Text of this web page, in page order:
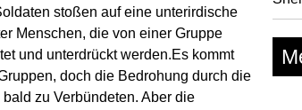
stoßen auf eine unterirdische
Menschen, die von einer Gruppe
und unterdrückt werden.Es kommt
doch die Bedrohung durch die
zu Verbündeten. Aber die